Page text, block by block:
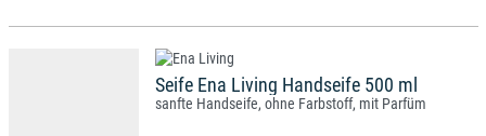
Seife Ena Living Handseife 500 ml
sanfte Handseife, ohne Farbstoff, mit Parfüm